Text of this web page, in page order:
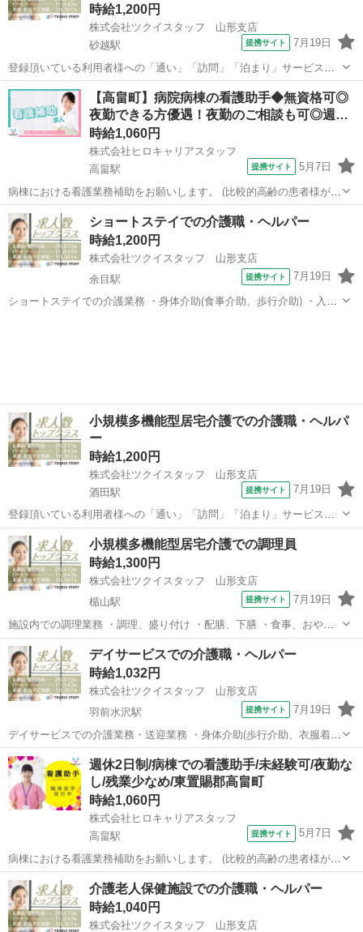
時給1,200円
株式会社ツクイスタッフ 山形支店
砂越駅
提携サイト 7月19日
登録頂いている利用者様への「通い」「訪問」「泊まり」サービスで
の介護業務 ・身体介助(着脱介助、歩行補助) ・排せつ介助(トイレ誘
導) ・入浴介助 ・レクリエーション企画、実施 ・生活支援(買い物支
援、調理業務) ・夜間時の...
山形 酒田市 砂越駅 その他
【高畠町】病院病棟の看護助手◆無資格可◎
夜勤できる方優遇！夜勤のご相談も可◎週…
時給1,060円
株式会社ヒロキャリアスタッフ
高畠駅
提携サイト 5月7日
病棟における看護業務補助をお願いします。 (比較的高齢の患者様が多
め) ・病棟での配膳や下膳 ・患者さんの食事介助や見守り ・排泄介助
(トイレ付き添い、おむつ交換) ・お風呂介助、着衣着脱補助 ・患者さ
んの食後のケア(歯磨...
山形 高畠駅 看護師
ショートステイでの介護職・ヘルパー
時給1,200円
株式会社ツクイスタッフ 山形支店
余目駅
提携サイト 7月19日
ショートステイでの介護業務 ・身体介助(食事介助、歩行介助) ・入浴
小規模多機能型居宅介護での介護職・ヘルパ
ー
時給1,200円
株式会社ツクイスタッフ 山形支店
酒田駅
提携サイト 7月19日
登録頂いている利用者様への「通い」「訪問」「泊まり」サービス業
務 ・利用者の見守り ・レクリエーション企画、実施 ・生活支援(買い
物支援、調理業務) ・夜間時の巡視 ・リネン交換、環境整備 ・送迎業
務 ・その他、記録業務 ...
山形 酒田市 酒田駅 その他
小規模多機能型居宅介護での調理員
時給1,300円
株式会社ツクイスタッフ 山形支店
楯山駅
提携サイト 7月19日
施設内での調理業務 ・調理、盛り付け ・配膳、下膳 ・食事、おやつ
の調理 ・食事提供 ・衛生管理 ・食材発注、買い物 ・調理器具洗浄、
清掃 小規模多機能型居宅介護施設での調理スタッフ・紹介予定派遣求
人です！ ≪紹介予定派...
山形 山形市 楯山駅
デイサービスでの介護職・ヘルパー
時給1,032円
株式会社ツクイスタッフ 山形支店
羽前水沢駅
提携サイト 7月19日
デイサービスでの介護業務・送迎業務 ・身体介助(歩行介助、衣服着
脱) ・排せつ介助(トイレ誘導) ・入浴介助(一般浴、機械浴) ・食事配
膳/下膳 ・口腔体操、口腔ケア ・レクリエーション企画、実施 ・送迎
業務、添乗業務 ・介...
山形 鶴岡市 羽前水沢駅 その他
週休2日制/病棟での看護助手/未経験可/夜勤な
し/残業少なめ/東置賜郡高畠町
時給1,060円
株式会社ヒロキャリアスタッフ
高畠駅
提携サイト 5月7日
病棟における看護業務補助をお願いします。 (比較的高齢の患者様が多
め) ・病棟での配膳や下膳 ・患者さんの夕食の見守り ・排泄介助(トイ
レ付き添い、おむつ交換) ・患者さんの食後のケア(歯磨き準備、片付
け等) ・就寝ケア ...
山形 高畠駅 看護師
介護老人保健施設での介護職・ヘルパー
時給1,040円
株式会社ツクイスタッフ 山形支店